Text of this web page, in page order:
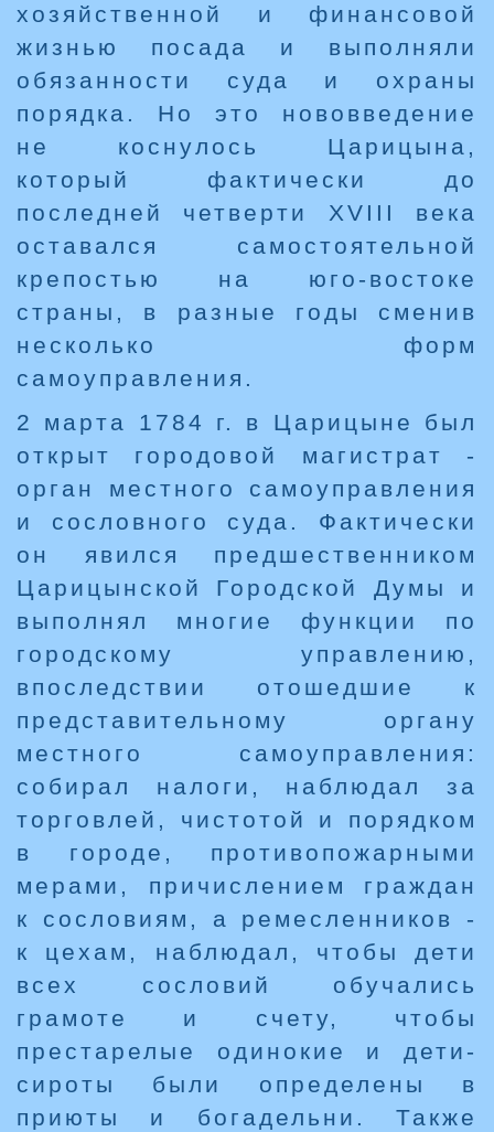
хозяйственной и финансовой
жизнью посада и выполняли
обязанности суда и охраны
порядка. Но это нововведение
не коснулось Царицына,
который фактически до
последней четверти XVIII века
оставался самостоятельной
крепостью на юго-востоке
страны, в разные годы сменив
несколько форм
самоуправления.
2 марта 1784 г. в Царицыне был
открыт городовой магистрат -
орган местного самоуправления
и сословного суда. Фактически
он явился предшественником
Царицынской Городской Думы и
выполнял многие функции по
городскому управлению,
впоследствии отошедшие к
представительному органу
местного самоуправления:
собирал налоги, наблюдал за
торговлей, чистотой и порядком
в городе, противопожарными
мерами, причислением граждан
к сословиям, а ремесленников -
к цехам, наблюдал, чтобы дети
всех сословий обучались
грамоте и счету, чтобы
престарелые одинокие и дети-
сироты были определены в
приюты и богадельни. Также